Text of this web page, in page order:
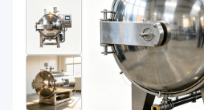
商品图片